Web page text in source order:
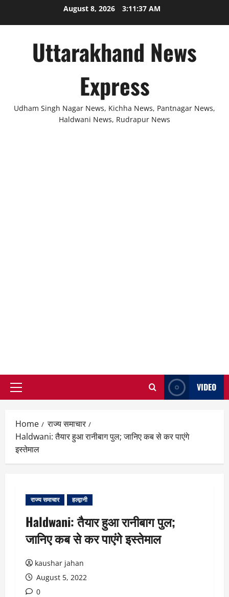
August 8, 2026 3:11:38 AM
Uttarakhand News
Express
Udham Singh Nagar News, Kichha News, Pantnagar News,
Haldwani News, Rudrapur News
Primary
VIDEO
Home
राज्य समाचार
Haldwani: तैयार हुआ रानीबाग पुल; जानिए कब से कर पाएंगे
इस्तेमाल
राज्य समाचार हल्द्वानी
Haldwani: तैयार हुआ रानीबाग पुल;
जानिए कब से कर पाएंगे इस्तेमाल
kaushar jahan
August 5, 2022
0